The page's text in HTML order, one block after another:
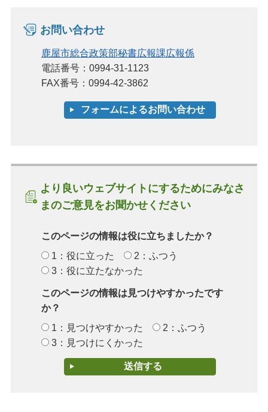
お問い合わせ
鹿屋市総合政策部秘書広報課広報係
電話番号：0994-31-1123
FAX番号：0994-42-3862
より良いウェブサイトにするためにみなさ
まのご意見をお聞かせください
このページの情報は役に立ちましたか？
1：役に立った
2：ふつう
3：役に立たなかった
このページの情報は見つけやすかったです
か？
1：見つけやすかった
2：ふつう
3：見つけにくかった